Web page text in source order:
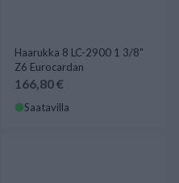
Haarukka 8 LC-2900 1 3/8"
Z6 Eurocardan
166,80 €
Saatavilla